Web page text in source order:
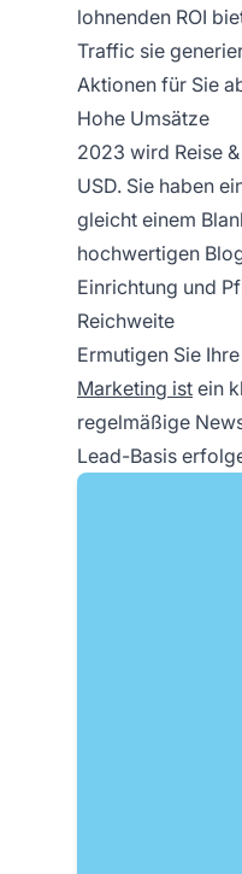
lohnenden ROI
Traffic sie
Aktionen für Sie
Hohe Umsätze
2023 wird Reise
USD. Sie haben
gleicht einem
hochwertigen
Einrichtung und
Reichweite
Ermutigen Sie
Marketing ist ein
regelmäßige
Lead-Basis